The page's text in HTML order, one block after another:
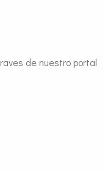
de nuestro portal